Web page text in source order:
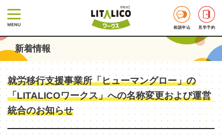
相談申込 見学予約
新着情報
就労移行支援事業所「ヒューマングロー」の
「LITALICOワークス」への名称変更および運営
統合のお知らせ